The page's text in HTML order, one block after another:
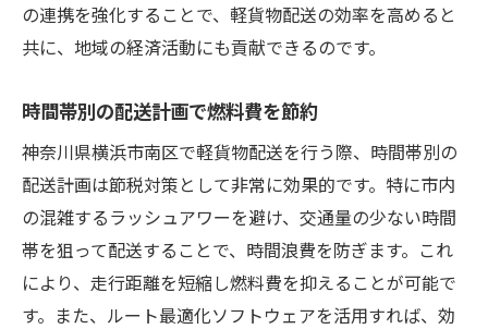
の連携を強化することで、軽貨物配送の効率を高めると
共に、地域の経済活動にも貢献できるのです。
時間帯別の配送計画で燃料費を節約
神奈川県横浜市南区で軽貨物配送を行う際、時間帯別の
配送計画は節税対策として非常に効果的です。特に市内
の混雑するラッシュアワーを避け、交通量の少ない時間
帯を狙って配送することで、時間浪費を防ぎます。これ
により、走行距離を短縮し燃料費を抑えることが可能で
す。また、ルート最適化ソフトウェアを活用すれば、効